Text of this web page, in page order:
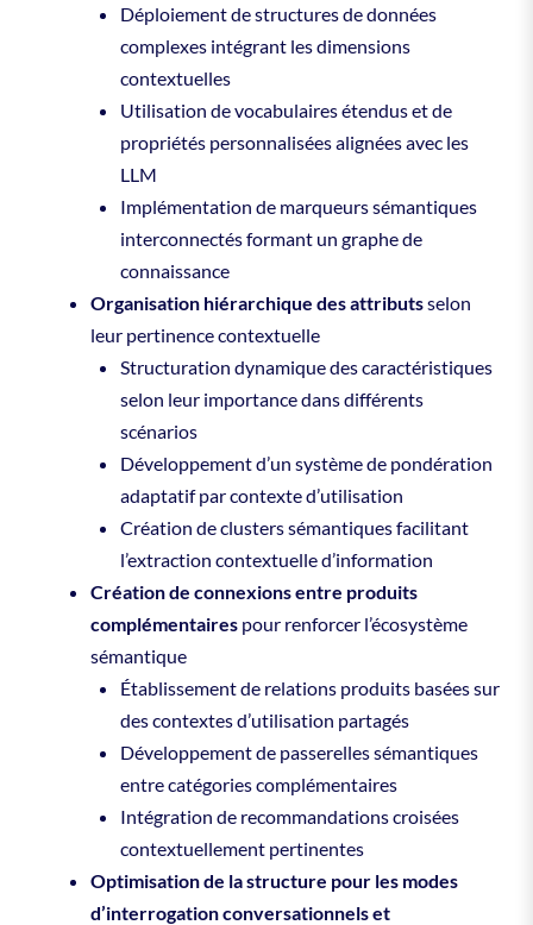
Déploiement de structures de données
complexes intégrant les dimensions
contextuelles
Utilisation de vocabulaires étendus et de
propriétés personnalisées alignées avec les
LLM
Implémentation de marqueurs sémantiques
interconnectés formant un graphe de
connaissance
Organisation hiérarchique des attributsselon
leur pertinence contextuelle
Structuration dynamique des caractéristiques
selon leur importance dans différents
scénarios
Développement d’un système de pondération
adaptatif par contexte d’utilisation
Création de clusters sémantiques facilitant
l’extraction contextuelle d’information
Création de connexions entre produits
complémentaires pour renforcer l’écosystème
sémantique
Établissement de relations produits basées sur
des contextes d’utilisation partagés
Développement de passerelles sémantiques
entre catégories complémentaires
Intégration de recommandations croisées
contextuellement pertinentes
Optimisation de la structure pour les modes
d’interrogation conversationnels et